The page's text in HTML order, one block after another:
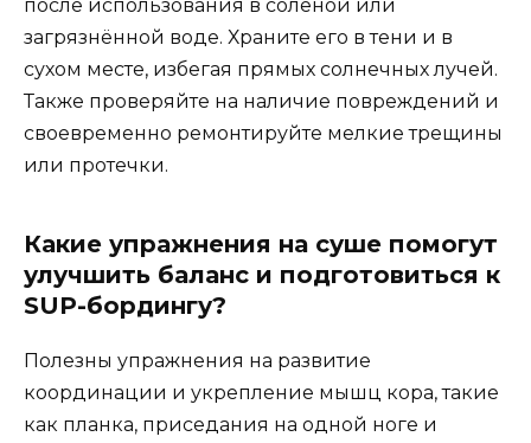
после использования в солёной или
загрязнённой воде. Храните его в тени и в
сухом месте, избегая прямых солнечных лучей.
Также проверяйте на наличие повреждений и
своевременно ремонтируйте мелкие трещины
или протечки.
Какие упражнения на суше помогут
улучшить баланс и подготовиться к
SUP-бордингу?
Полезны упражнения на развитие
координации и укрепление мышц кора, такие
как планка, приседания на одной ноге и